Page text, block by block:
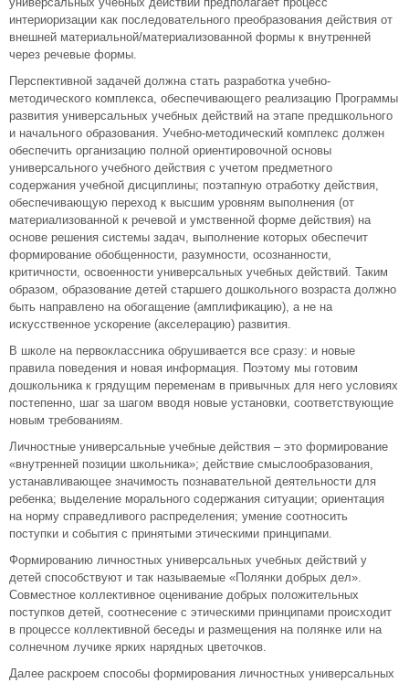
интериоризации как последовательного преобразования действия от
внешней материальной/материализованной формы к внутренней
через речевые формы.
Перспективной задачей должна стать разработка учебно-
методического комплекса, обеспечивающего реализацию Программы
развития универсальных учебных действий на этапе предшкольного
и начального образования. Учебно-методический комплекс должен
обеспечить организацию полной ориентировочной основы
универсального учебного действия с учетом предметного
содержания учебной дисциплины; поэтапную отработку действия,
обеспечивающую переход к высшим уровням выполнения (от
материализованной к речевой и умственной форме действия) на
основе решения системы задач, выполнение которых обеспечит
формирование обобщенности, разумности, осознанности,
критичности, освоенности универсальных учебных действий. Таким
образом, образование детей старшего дошкольного возраста должно
быть направлено на обогащение (амплификацию), а не на
искусственное ускорение (акселерацию) развития.
В школе на первоклассника обрушивается все сразу: и новые
правила поведения и новая информация. Поэтому мы готовим
дошкольника к грядущим переменам в привычных для него условиях
постепенно, шаг за шагом вводя новые установки, соответствующие
новым требованиям.
Личностные универсальные учебные действия – это формирование
«внутренней позиции школьника»; действие смыслообразования,
устанавливающее значимость познавательной деятельности для
ребенка; выделение морального содержания ситуации; ориентация
на норму справедливого распределения; умение соотносить
поступки и события с принятыми этическими принципами.
Формированию личностных универсальных учебных действий у
детей способствуют и так называемые «Полянки добрых дел».
Совместное коллективное оценивание добрых положительных
поступков детей, соотнесение с этическими принципами происходит
в процессе коллективной беседы и размещения на полянке или на
солнечном лучике ярких нарядных цветочков.
Далее раскроем способы формирования личностных универсальных